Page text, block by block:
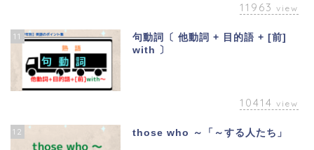
11963 view
11
句動詞〔 他動詞 + 目的語 + [前]
with 〕
10414 view
12 those who ～「～する人たち」